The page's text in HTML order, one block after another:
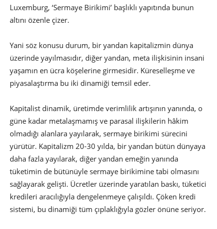
Luxemburg, ‘Sermaye Birikimi’ başlıklı yapıtında bunun
altını özenle çizer.
Yani söz konusu durum, bir yandan kapitalizmin dünya
üzerinde yayılmasıdır, diğer yandan, meta ilişkisinin insani
yaşamın en ücra köşelerine girmesidir. Küreselleşme ve
piyasalaştırma bu iki dinamiği temsil eder.
Kapitalist dinamik, üretimde verimlilik artışının yanında, o
güne kadar metalaşmamış ve parasal ilişkilerin hâkim
olmadığı alanlara yayılarak, sermaye birikimi sürecini
yürütür. Kapitalizm 20-30 yılda, bir yandan bütün dünyaya
daha fazla yayılarak, diğer yandan emeğin yanında
tüketimin de bütünüyle sermaye birikimine tabi olmasını
sağlayarak gelişti. Ücretler üzerinde yaratılan baskı, tüketici
kredileri aracılığıyla dengelenmeye çalışıldı. Çöken kredi
sistemi, bu dinamiği tüm çıplaklığıyla gözler önüne seriyor.